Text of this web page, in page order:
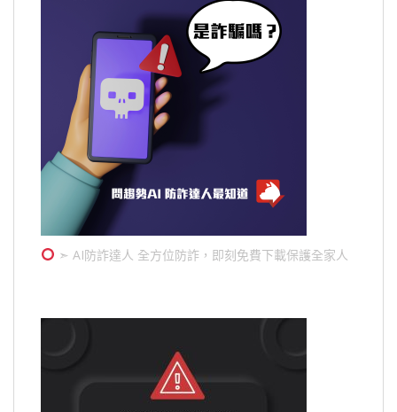
➣ AI防詐達人 全方位防詐，即刻免費下載保護全家人